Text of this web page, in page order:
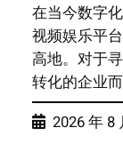
在当今数字
视频娱乐平
高地。对于
转化的企业
2026 年 8